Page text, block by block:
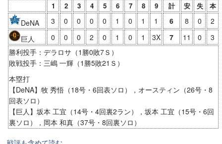
1 2 3 4 5 6 7 8 9 計 安 失 本
DeNA 3 0 0 0 0 1 0 1 1 6 8 0
2
巨人
0 0 0 2 0 1 0 1 3X 7 11 0
3
勝利投手：デラロサ（1勝0敗7Ｓ）
敗戦投手：三嶋 一輝（1勝5敗21Ｓ）
本塁打
【DeNA】牧 秀悟（18号・6回表ソロ），オースティン（26号・8
回表ソロ）
【巨人】坂本 工宜（14号・4回裏2ラン），坂本 工宜（15号・6回
裏ソロ），岡本 和真（37号・8回裏ソロ）